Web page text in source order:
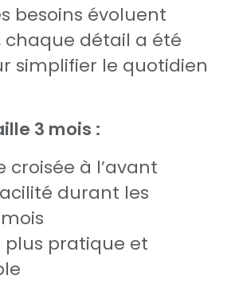
besoins évoluent
détail a été
simplifier le quotidien
3 mois :
croisée à l’avant
durant les
plus pratique et